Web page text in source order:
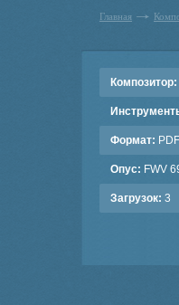
Главная
Композитор:
Формат: PDF
Опус: FWV
Загрузок: 3